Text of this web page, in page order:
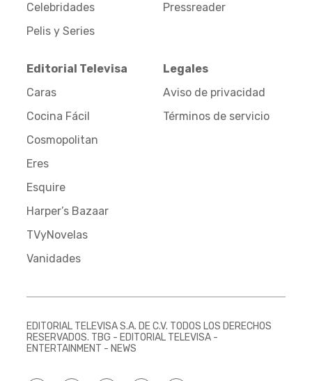
Celebridades
Pelis y Series
Pressreader
Editorial Televisa
Caras
Cocina Fácil
Cosmopolitan
Eres
Esquire
Harper’s Bazaar
TVyNovelas
Vanidades
Legales
Aviso de privacidad
Términos de servicio
EDITORIAL TELEVISA S.A. DE C.V. TODOS LOS DERECHOS
RESERVADOS. TBG - EDITORIAL TELEVISA -
ENTERTAINMENT - NEWS